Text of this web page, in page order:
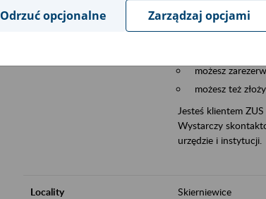
Jeśli jesteś
masz dostęp
do formularza
możesz
możesz też
Jesteś klientem
Wystarczy
urzędzie i instytucji.
Locality Skierniewice
Odrzuć opcjonalne Zarządzaj opcjami